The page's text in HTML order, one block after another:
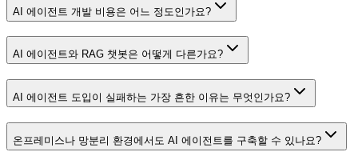
AI 에이전트 개발 비용은 어느 정도인가요?
AI 에이전트와 RAG 챗봇은 어떻게 다른가요?
AI 에이전트 도입이 실패하는 가장 흔한 이유는 무엇인가요?
온프레미스나 망분리 환경에서도 AI 에이전트를 구축할 수 있나요?